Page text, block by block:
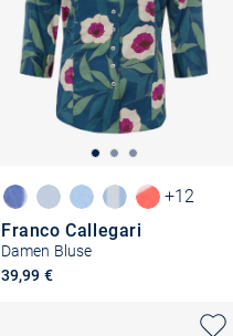
+12
Franco Callegari
Damen Bluse
39,99 €